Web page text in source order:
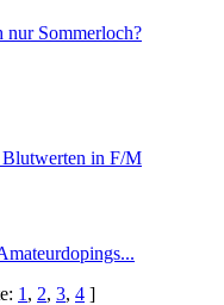
nur Sommerloch?
in F/M
1 , 2, 3, 4 ]